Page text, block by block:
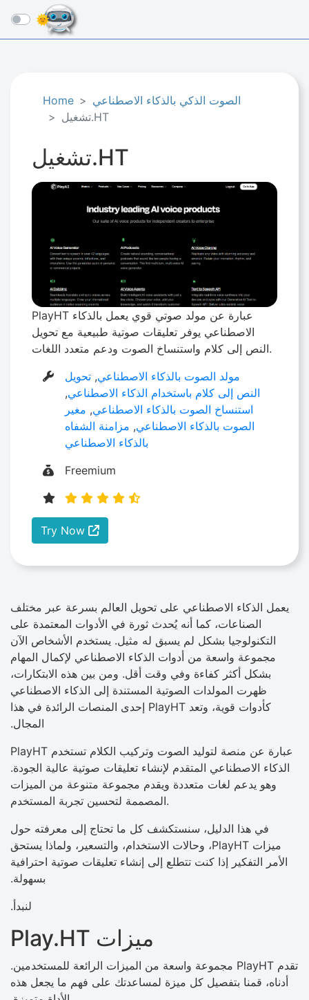
☰
Home
الصوت الذكي بالذكاء الاصطناعي
تشغيل.HT
تشغيل.HT
PlayHT عبارة عن مولد صوتي قوي يعمل بالذكاء
الاصطناعي يوفر تعليقات صوتية طبيعية مع تحويل
النص إلى كلام واستنساخ الصوت ودعم متعدد اللغات.
مولد الصوت بالذكاء الاصطناعي, تحويل
النص إلى كلام باستخدام الذكاء الاصطناعي,
استنساخ الصوت بالذكاء الاصطناعي, مغير
الصوت بالذكاء الاصطناعي, مزامنة الشفاه
بالذكاء الاصطناعي
Freemium
Try Now
يعمل الذكاء الاصطناعي على تحويل العالم بسرعة عبر مختلف
الصناعات، كما أنه يُحدث ثورة في الأدوات المعتمدة على
التكنولوجيا بشكل لم يسبق له مثيل. يستخدم الأشخاص الآن
مجموعة واسعة من أدوات الذكاء الاصطناعي لإكمال المهام
بشكل أكثر كفاءة وفي وقت أقل. ومن بين هذه الابتكارات،
ظهرت المولدات الصوتية المستندة إلى الذكاء الاصطناعي
كأدوات قوية، وتعد PlayHT إحدى المنصات الرائدة في هذا
المجال.
PlayHT عبارة عن منصة لتوليد الصوت وتركيب الكلام تستخدم
الذكاء الاصطناعي المتقدم لإنشاء تعليقات صوتية عالية الجودة.
وهو يدعم لغات متعددة ويقدم مجموعة متنوعة من الميزات
المصممة لتحسين تجربة المستخدم.
في هذا الدليل، سنستكشف كل ما تحتاج إلى معرفته حول
ميزات PlayHT، وحالات الاستخدام، والتسعير، ولماذا يستحق
الأمر التفكير إذا كنت تتطلع إلى إنشاء تعليقات صوتية احترافية
بسهولة.
لنبدأ.
ميزات Play.HT
تقدم PlayHT مجموعة واسعة من الميزات الرائعة للمستخدمين.
أدناه، قمنا بتفصيل كل ميزة لمساعدتك على فهم ما يجعل هذه